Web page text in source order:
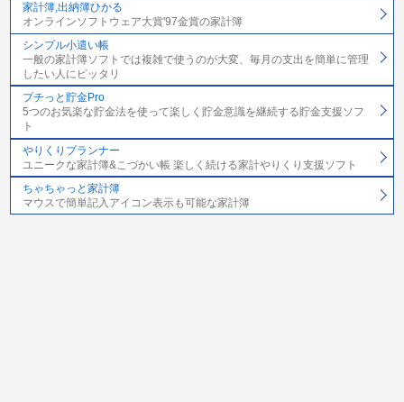
家計簿,出納簿ひかる
オンラインソフトウェア大賞'97金賞の家計簿
シンプル小遣い帳
一般の家計簿ソフトでは複雑で使うのが大変、毎月の支出を簡単に管理
したい人にピッタリ
プチっと貯金Pro
5つのお気楽な貯金法を使って楽しく貯金意識を継続する貯金支援ソフ
ト
やりくりプランナー
ユニークな家計簿&こづかい帳 楽しく続ける家計やりくり支援ソフト
ちゃちゃっと家計簿
マウスで簡単記入アイコン表示も可能な家計簿